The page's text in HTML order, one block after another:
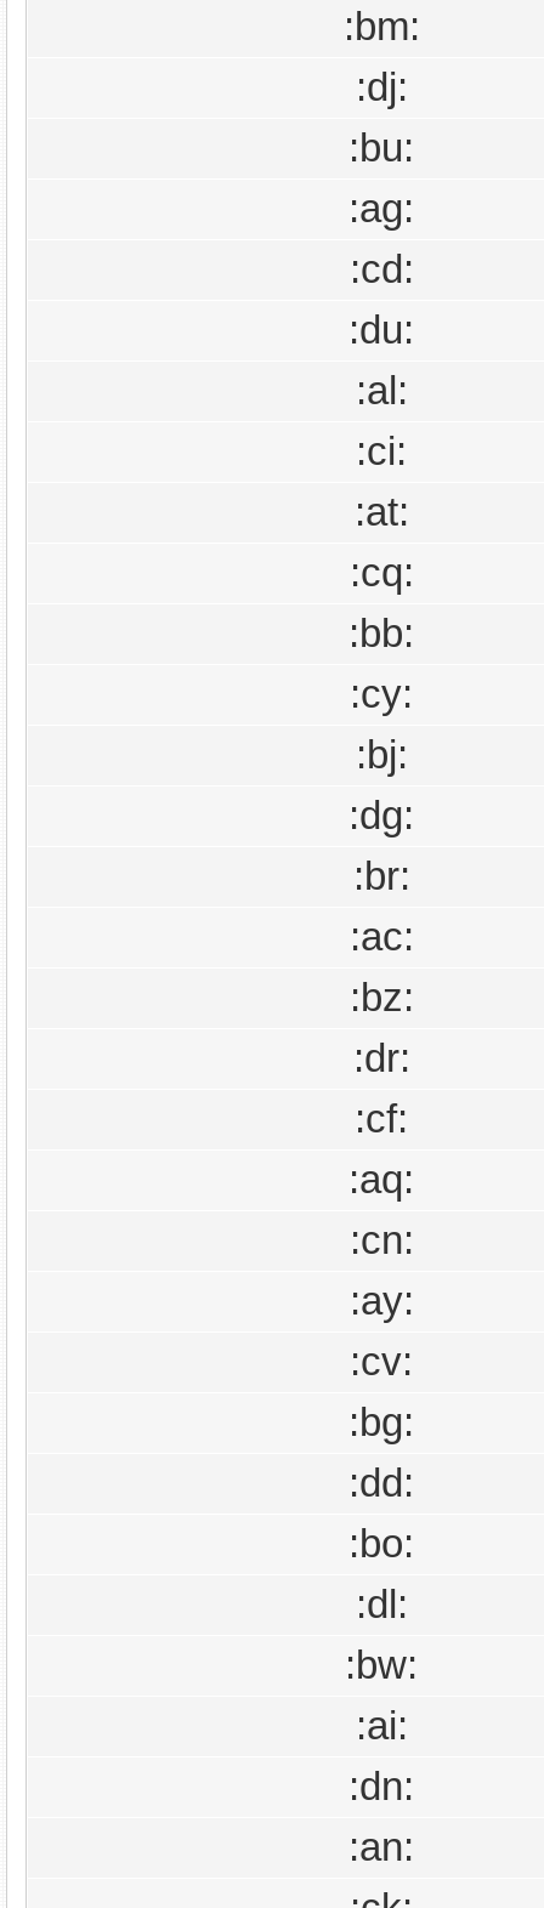
:bm:
:dj:
:bu:
:ag:
:cd:
:du:
:al:
:ci:
:at:
:cq:
:bb:
:cy:
:bj:
:dg:
:br:
:ac:
:bz:
:dr:
:cf:
:aq:
:cn:
:ay:
:cv:
:bg:
:dd:
:bo:
:dl:
:bw:
:ai:
:dn:
:an: